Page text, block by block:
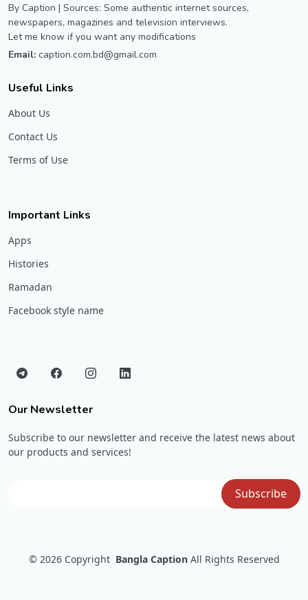
By Caption | Sources: Some authentic internet sources,
newspapers, magazines and television interviews.
Let me know if you want any modifications
Email: caption.com.bd@gmail.com
Useful Links
About Us
Contact Us
Terms of Use
Important Links
Apps
Histories
Ramadan
Facebook style name
Our Newsletter
Subscribe to our newsletter and receive the latest news about
our products and services!
© 2026 Copyright Bangla Caption All Rights Reserved